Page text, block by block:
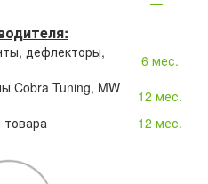
дефлекторы,
6 мес.
Cobra Tuning, MW
12 мес.
12 мес.